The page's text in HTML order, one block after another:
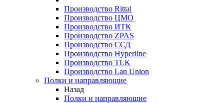
Производство Rittal
Производство ЦМО
Производство ИТК
Производство ZPAS
Производство ССД
Производство Hyperline
Производство TLK
Производство Lan Union
Полки и направляющие
Назад
Полки и направляющие